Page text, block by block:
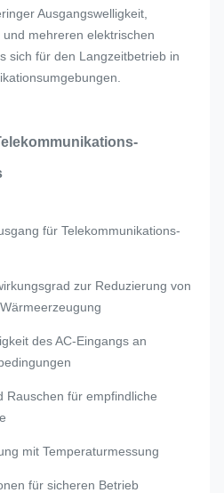
Ausgangswelligkeit,
mehreren elektrischen
sich für den Langzeitbetrieb in
für Telekommunikations-
zur Reduzierung von
des AC-Eingangs an
Rauschen für empfindliche
mit Temperaturmessung
für sicheren Betrieb